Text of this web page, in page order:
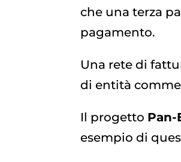
che una terza
pagamento.
Una rete di
di entità
Il progetto Pan-
esempio di